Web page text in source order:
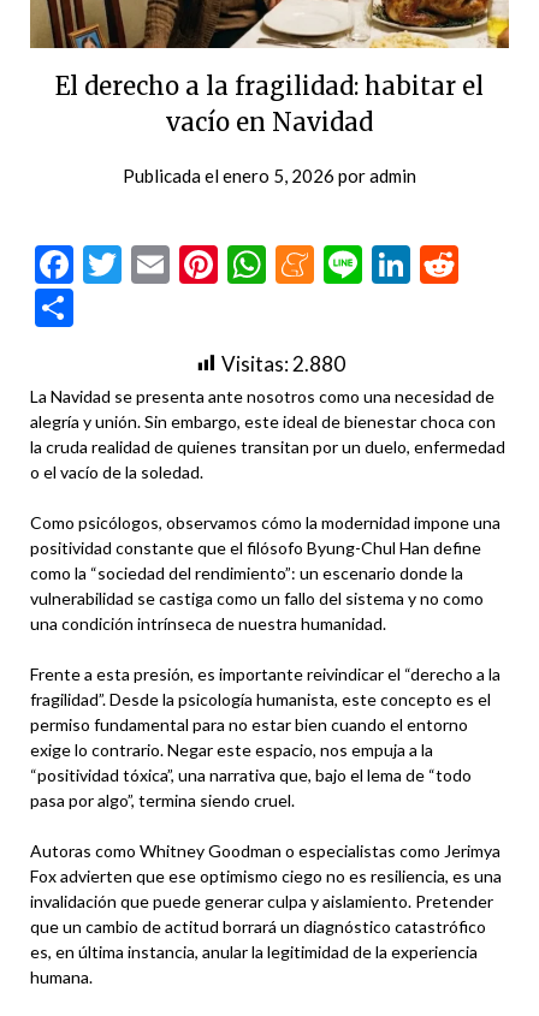
El derecho a la fragilidad: habitar el
vacío en Navidad
Publicada elenero 5, 2026 poradmin
Facebook
Twitter
EmailPinterest
WhatsApp
Meneame
Line
Visitas:2.880
La Navidad se presenta ante nosotros como una necesidad de
alegría y unión. Sin embargo, este ideal de bienestar choca con
la cruda realidad de quienes transitan por un duelo, enfermedad
o el vacío de la soledad.
Como psicólogos, observamos cómo la modernidad impone una
positividad constante que el filósofo Byung-Chul Han define
como la “sociedad del rendimiento”: un escenario donde la
vulnerabilidad se castiga como un fallo del sistema y no como
una condición intrínseca de nuestra humanidad.
Frente a esta presión, es importante reivindicar el “derecho a la
fragilidad”. Desde la psicología humanista, este concepto es el
permiso fundamental para no estar bien cuando el entorno
exige lo contrario. Negar este espacio, nos empuja a la
“positividad tóxica”, una narrativa que, bajo el lema de “todo
pasa por algo”, termina siendo cruel.
Autoras como Whitney Goodman o especialistas como Jerimya
Fox advierten que ese optimismo ciego no es resiliencia, es una
invalidación que puede generar culpa y aislamiento. Pretender
que un cambio de actitud borrará un diagnóstico catastrófico
es, en última instancia, anular la legitimidad de la experiencia
humana.